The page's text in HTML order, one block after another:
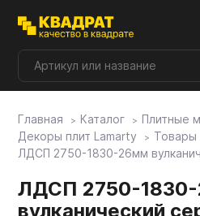
Плитные материалы
Главная Каталог
Плитные
Декоры плит Lamarty
Товары
ЛДСП 2750-1830-26мм
ЛДСП 2750-
вулканический